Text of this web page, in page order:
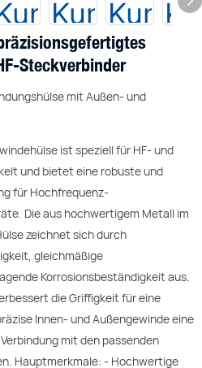
Steckverbinder
mit Außen- und
ist speziell für HF- und
und bietet eine robuste und
für Hochfrequenz-
Die aus hochwertigem Metall im
zeichnet sich durch
gleichmäßige
Korrosionsbeständigkeit aus.
die Griffigkeit für eine
Innen- und Außengewinde eine
mit den passenden
Hauptmerkmale: - Hochwertige